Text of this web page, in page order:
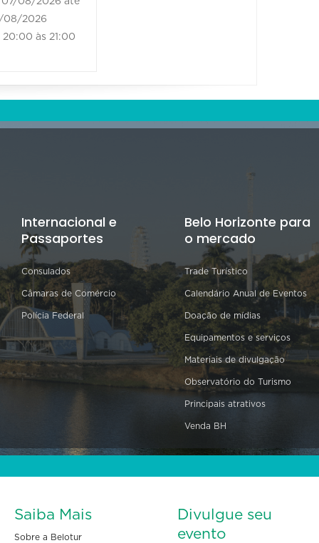
08/2026
às 21:00
Internacional e
Passaportes
Consulados
Câmaras de Comércio
Polícia Federal
Belo Horizonte para
o mercado
Trade Turístico
Calendário Anual de Eventos
Doação de mídias
Equipamentos e serviços
Materiais de divulgação
Observatório do Turismo
Principais atrativos
Venda BH
Saiba Mais
Sobre a Belotur
Divulgue seu
evento